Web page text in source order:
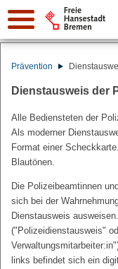
Suche:
Prävention
Dienstausweis der
Alle Bediensteten der
Als moderner
Format einer
Blautönen.
Die Polizeibeamtinnen
sich bei der
Dienstausweis
("Polizeidienstausweis"
links befindet sich ein